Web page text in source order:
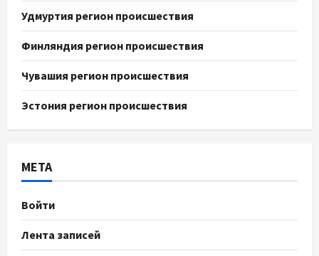
Удмуртия регион происшествия
Финляндия регион происшествия
Чувашия регион происшествия
Эстония регион происшествия
МЕТА
Войти
Лента записей